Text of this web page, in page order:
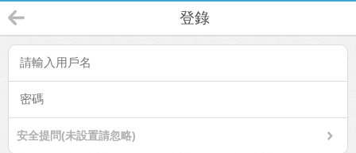
登錄
安全提問(未設置請忽略)